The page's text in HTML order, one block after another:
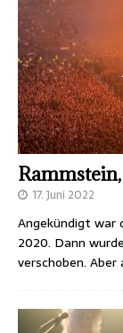
17. Juni 2022
Angekündigt war
2020. Dann
verschoben.